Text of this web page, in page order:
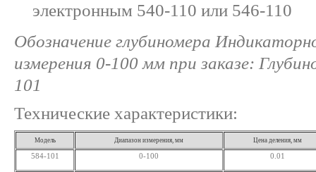
электронным 540-110 или 546-110
Обозначение глубиномера
измерения 0-100 мм при заказе:
101
Технические характеристики:
Модель Диапазон измерения, мм Цена деления, мм
584-101 0-100 0.01